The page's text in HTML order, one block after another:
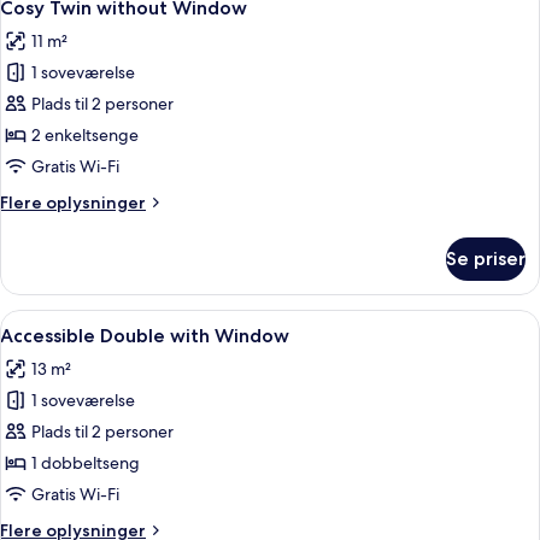
alle
billeder
af
Cosy
Twin
without
Cosy Twin without Window
11 m²
1 soveværelse
Plads til 2 personer
2 enkeltsenge
Gratis Wi-Fi
Flere oplysninger
Flere
Twin
without
Window
Se priser
Indlæs
alle
billeder
af
Accessible
Double
with
Et hotelværelse med en seng, et
5
Accessible Double with Window
13 m²
1 soveværelse
Plads til 2 personer
1 dobbeltseng
Gratis Wi-Fi
Flere oplysninger
Flere